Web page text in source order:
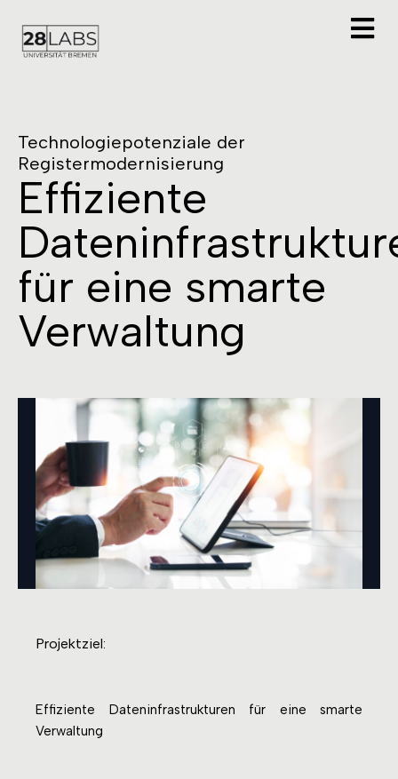
Technologiepotenziale der
Registermodernisierung
Effiziente
für eine smarte
Verwaltung
Projektziel:
Effiziente Dateninfrastrukturen für eine smarte
Verwaltung